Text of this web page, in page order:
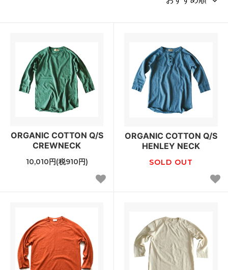
ORGANIC COTTON Q/S
CREWNECK
10,010円(税910円)
ORGANIC COTTON Q/S
HENLEY NECK
SOLD OUT